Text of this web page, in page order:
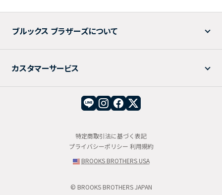
ブルックス ブラザーズについて
カスタマーサービス
特定商取引法に基づく表記
プライバシーポリシー 利用規約
BROOKS BROTHERS USA
© BROOKS BROTHERS JAPAN